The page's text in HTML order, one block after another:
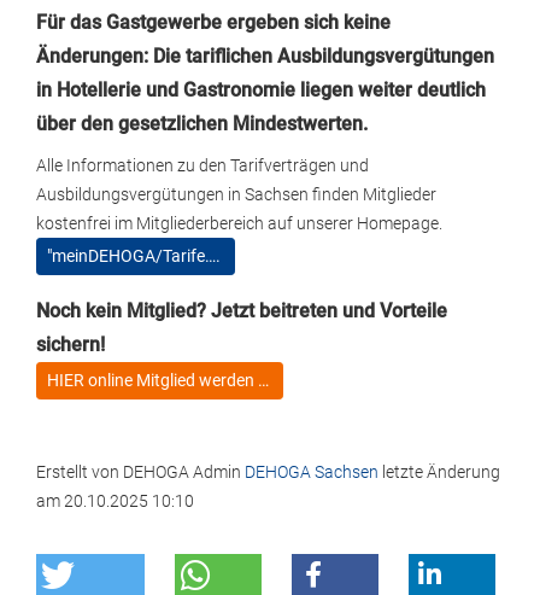
Für das Gastgewerbe ergeben sich keine
Änderungen: Die tariflichen Ausbildungsvergütungen
in Hotellerie und Gastronomie liegen weiter deutlich
über den gesetzlichen Mindestwerten.
Alle Informationen zu den Tarifverträgen und
Ausbildungsvergütungen in Sachsen finden Mitglieder
kostenfrei im Mitgliederbereich auf unserer Homepage.
"meinDEHOGA/Tarife….
Noch kein Mitglied? Jetzt beitreten und Vorteile
sichern!
HIER online Mitglied werden …
Erstellt von DEHOGA Admin DEHOGA Sachsen letzte Änderung
am20.10.2025 10:10